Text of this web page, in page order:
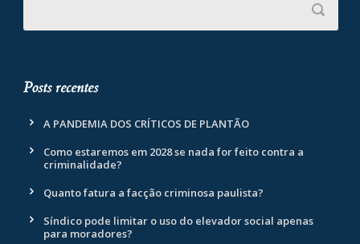
Posts recentes
A PANDEMIA DOS CRÍTICOS DE PLANTÃO
Como estaremos em 2028 se nada for feito contra a
criminalidade?
Quanto fatura a facção criminosa paulista?
Síndico pode limitar o uso do elevador social apenas
para moradores?